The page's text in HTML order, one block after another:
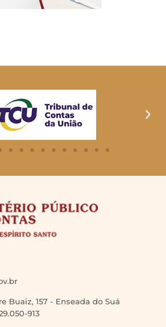
Buaiz, 157 - Enseada do Suá
913